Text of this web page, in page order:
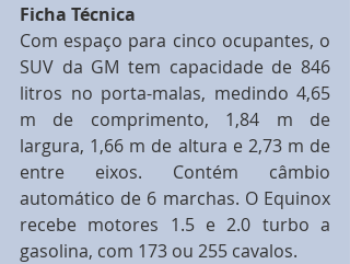
Ficha Técnica
Com espaço para cinco ocupantes, o
SUV da GM tem capacidade de 846
litros no porta-malas, medindo 4,65
m de comprimento, 1,84 m de
largura, 1,66 m de altura e 2,73 m de
entre eixos. Contém câmbio
automático de 6 marchas. O Equinox
recebe motores 1.5 e 2.0 turbo a
gasolina, com 173 ou 255 cavalos.